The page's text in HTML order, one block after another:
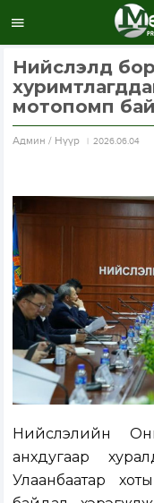
Нийслэлд
мотопомп
Aдмин / Нүүр 2026.06.04
Нийслэлийн
анхдугаар
Улаанбаатар